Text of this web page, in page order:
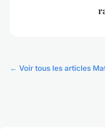
← Voir tous les articles